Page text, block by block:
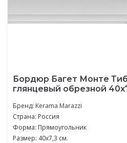
Бордюр Багет Монте
глянцевый обрезной
Бренд: Kerama Marazzi
Страна: Россия
Форма: Прямоугольник
Размер: 40x7,3 см.